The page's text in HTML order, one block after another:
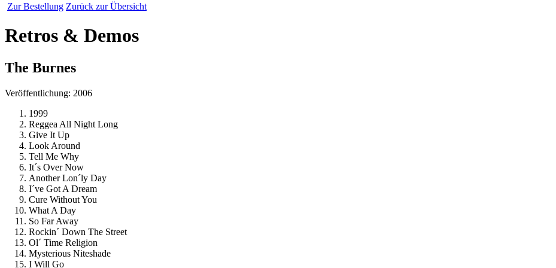
Zur Bestellung Zurück zur Übersicht
Retros & Demos
The Burnes
Veröffentlichung: 2006
1999
Reggea All Night Long
Give It Up
Look Around
Tell Me Why
It´s Over Now
Another Lon´ly Day
I´ve Got A Dream
Cure Without You
What A Day
So Far Away
Rockin´ Down The Street
Ol´ Time Religion
Mysterious Niteshade
I Will Go